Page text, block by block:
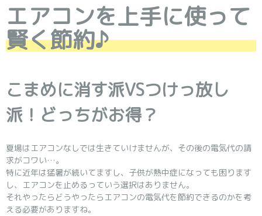
エアコンを上手に使って
賢く節約♪
こまめに消す派VSつけっ放し
派！どっちがお得？
夏場はエアコンなしでは生きていけませんが、その後の電気代の請
求がコワい…。
特に近年は猛暑が続いてますし、子供が熱中症になっても困ります
し、エアコンを止めるっていう選択はありません。
それやったらどうやったらエアコンの電気代を節約できるのかを考
える必要がありますね。